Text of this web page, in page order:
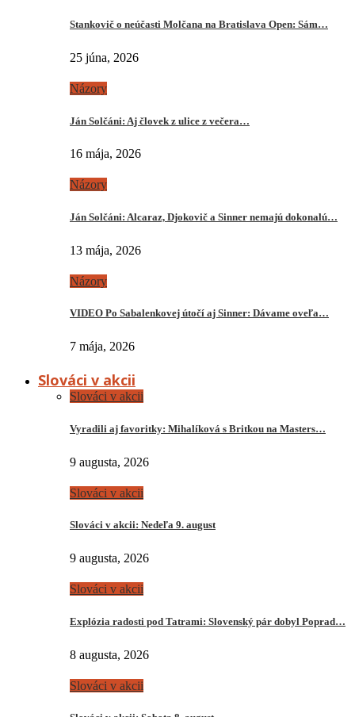
Stankovič o neúčasti Molčana na Bratislava Open: Sám…
25 júna, 2026
Názory
Ján Solčáni: Aj človek z ulice z večera…
16 mája, 2026
Názory
Ján Solčáni: Alcaraz, Djokovič a Sinner nemajú dokonalú…
13 mája, 2026
Názory
VIDEO Po Sabalenkovej útočí aj Sinner: Dávame oveľa…
7 mája, 2026
Slováci v akcii
Slováci v akcii
Vyradili aj favoritky: Mihalíková s Britkou na Masters…
9 augusta, 2026
Slováci v akcii
Slováci v akcii: Nedeľa 9. august
9 augusta, 2026
Slováci v akcii
Explózia radosti pod Tatrami: Slovenský pár dobyl Poprad…
8 augusta, 2026
Slováci v akcii